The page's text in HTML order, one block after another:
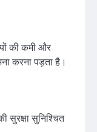
की कमी और
करना पड़ता है।
सुरक्षा सुनिश्चित